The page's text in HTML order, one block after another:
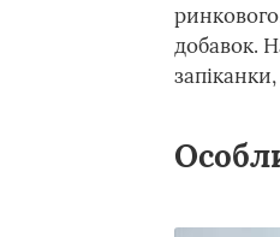
добавок.